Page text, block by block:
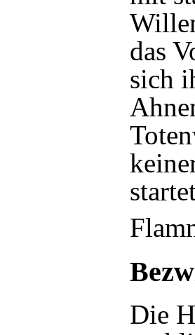
das
sich
Die